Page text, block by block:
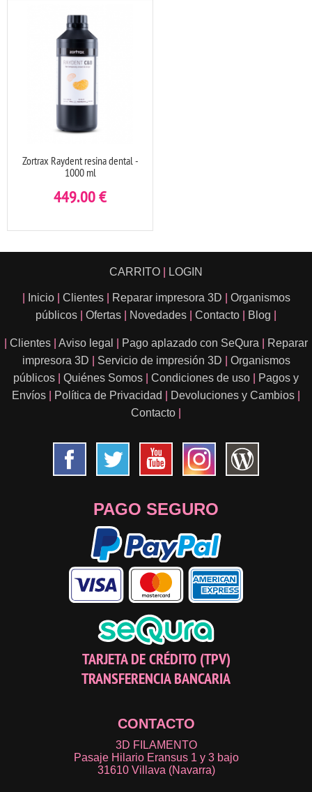
Zortrax Raydent resina dental -
1000 ml
449.00€
CARRITO LOGIN
Inicio Clientes Reparar impresora 3D
Organismos
públicos
Ofertas Novedades Contacto Blog
Clientes Aviso legal Pago aplazado con SeQura
Reparar
impresora 3D
Servicio de impresión 3D
Organismos
públicos
Quiénes Somos Condiciones de uso
Pagos y
Envíos
Política de Privacidad Devoluciones y Cambios
Contacto
PAGO SEGURO
TARJETA DE CRÉDITO (TPV)
TRANSFERENCIA BANCARIA
CONTACTO
3D FILAMENTO
Pasaje Hilario Eransus 1 y 3 bajo
31610 Villava (Navarra)